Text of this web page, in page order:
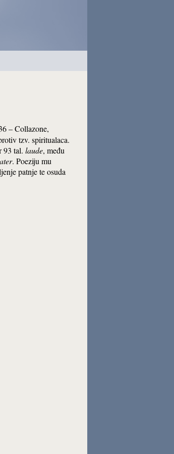
– Collazone,
tzv. spiritualaca.
93 tal. laude, među
. Poeziju mu
patnje te osuda